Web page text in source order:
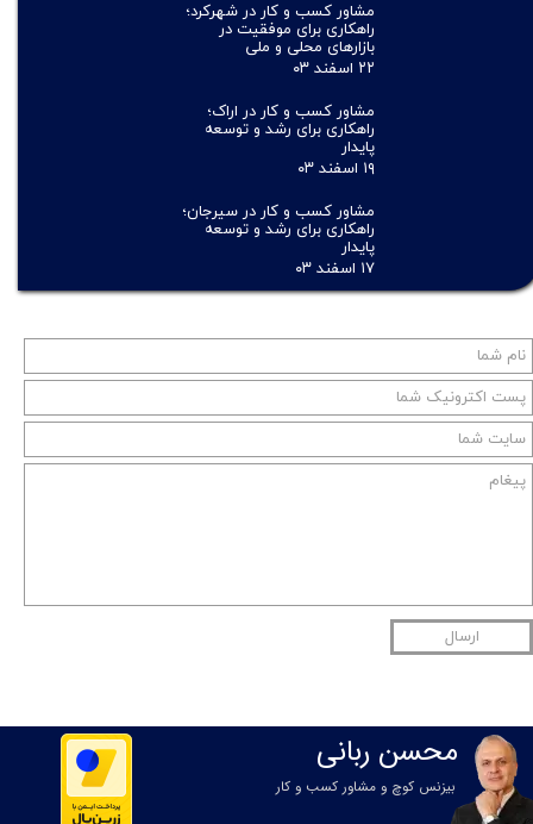
ارسال
مشاور کسب و کار در شهرکرد؛
راهکاری برای موفقیت در
بازارهای محلی و ملی
۲۲ اسفند ۰۳
مشاور کسب و کار در اراک؛
راهکاری برای رشد و توسعه
پایدار
۱۹ اسفند ۰۳
مشاور کسب و کار در سیرجان؛
راهکاری برای رشد و توسعه
پایدار
۱۷ اسفند ۰۳
محسن ربانی
بیزنس کوچ و مشاور کسب و کار